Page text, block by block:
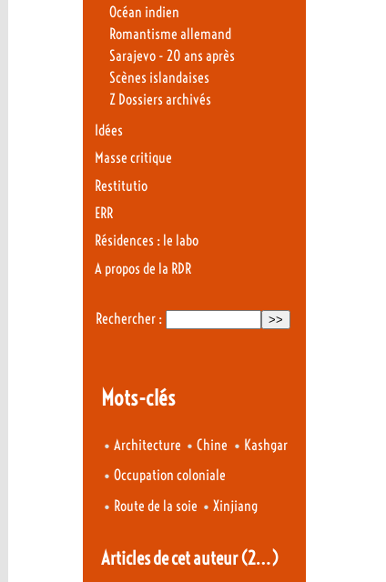
Océan indien
Romantisme allemand
Sarajevo - 20 ans après
Scènes islandaises
Z Dossiers archivés
Idées
Masse critique
Restitutio
ERR
Résidences : le labo
A propos de la RDR
Rechercher :
Mots-clés
• Architecture •Chine • Kashgar
• Occupation coloniale
• Route de la soie •Xinjiang
Articles de cet auteur(2…)